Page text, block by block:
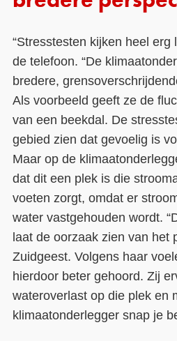
“Stresstesten kijken heel erg
de telefoon. “De
bredere,
Als voorbeeld geeft ze de
van een beekdal. De
gebied zien dat gevoelig is
Maar op de
dat dit een plek is die
voeten zorgt, omdat er
water vastgehouden wordt.
laat de oorzaak zien van het
Zuidgeest. Volgens haar
hierdoor beter gehoord. Zij
wateroverlast op die plek en
klimaatonderlegger snap je